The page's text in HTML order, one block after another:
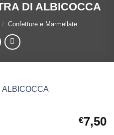
DI ALBICOCCA
/ Confetture e Marmellate
€7,50